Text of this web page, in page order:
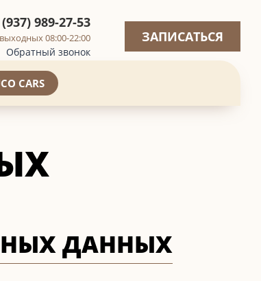
989-27-53
08:00-22:00
Обратный звонок
ЗАПИСАТЬСЯ
CARS
ДАННЫХ